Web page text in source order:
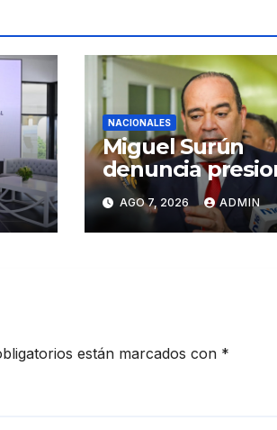
de
NACIONALES
Miguel Surún
denuncia
sobre jueces de
Suprema Corte
Justicia
AGO 7, 2026 ADMIN
están marcados con *